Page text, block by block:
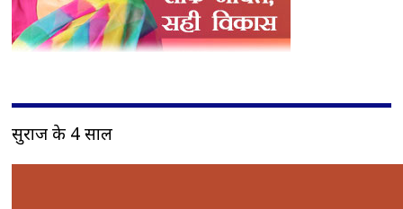
सुराज के 4 साल